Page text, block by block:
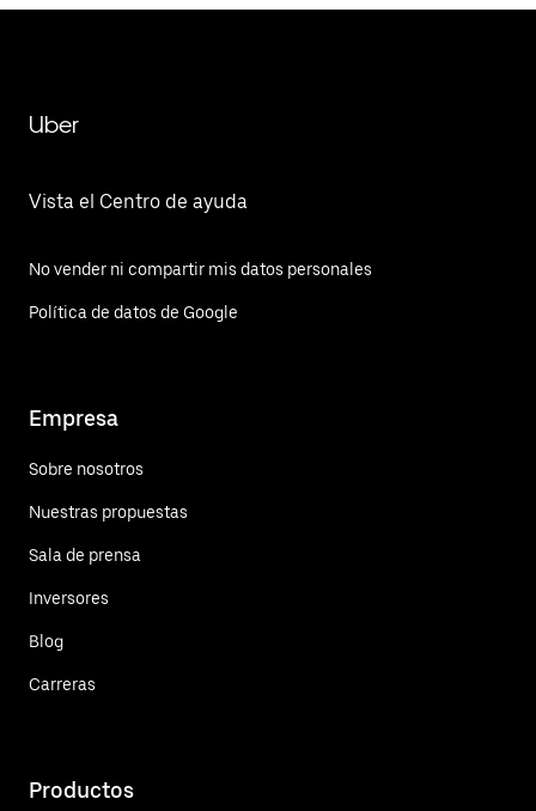
Uber
Vista el Centro de ayuda
No vender ni compartir mis datos personales
Política de datos de Google
Empresa
Sobre nosotros
Nuestras propuestas
Sala de prensa
Inversores
Blog
Carreras
Productos